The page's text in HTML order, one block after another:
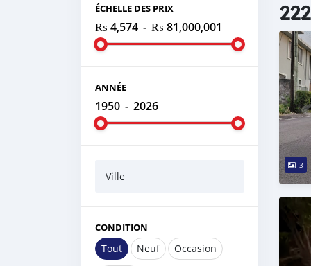
ÉCHELLE DES PRIX
₨ 4,574 - ₨ 81,000,001
ANNÉE
1950 - 2026
Ville
CONDITION
Tout Neuf Occasion
3